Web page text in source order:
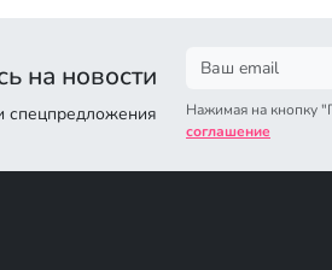
на новости
спецпредложения Нажимая на кнопку
соглашение